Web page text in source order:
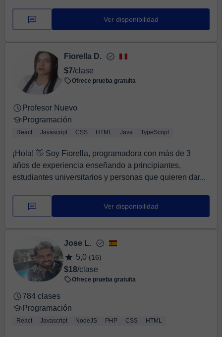
Ver disponibilidad
Fiorella D.
$7/clase
Ofrece prueba gratuita
Profesor Nuevo
Programación
React Javascript CSS HTML Java TypeScript
¡Hola! 👋 Soy Fiorella, programadora con más de 3
años de experiencia enseñando a principiantes,
estudiantes universitarios y personas que quieren dar...
Ver disponibilidad
Jose L.
5,0 (16)
$18/clase
Ofrece prueba gratuita
784 clases
Programación
React Javascript NodeJS PHP CSS HTML